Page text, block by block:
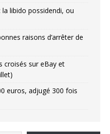
la libido possidendi, ou
raisons d’arrêter de
croisés sur eBay et
euros, adjugé 300 fois